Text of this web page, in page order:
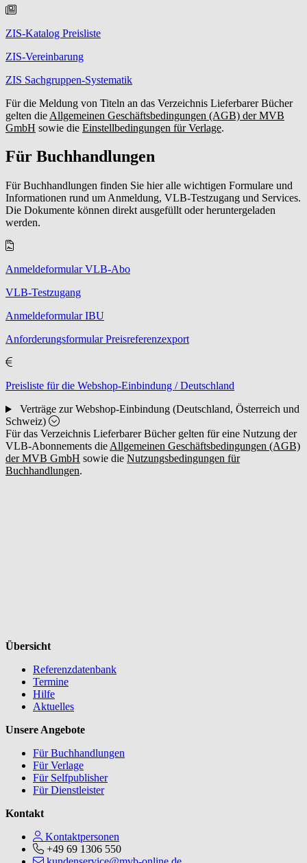
ZIS-Katalog Preisliste
ZIS-Vereinbarung
ZIS Sachgruppen-Systematik
Für die Meldung von Titeln an das Verzeichnis Lieferbarer Bücher
gelten die Allgemeinen Geschäftsbedingungen (AGB) der MVB
GmbH sowie die Einstellbedingungen für Verlage.
Für Buchhandlungen
Für Buchhandlungen finden Sie hier alle wichtigen Formulare und
Informationen rund um Anmeldung, VLB-Testzugang und Services.
Die Dokumente können direkt ausgefüllt oder heruntergeladen
werden.
Anmeldeformular VLB-Abo
VLB-Testzugang
Anmeldeformular IBU
Anforderungsformular Preisreferenzexport
Preisliste für die Webshop-Einbindung / Deutschland
Verträge zur Webshop-Einbindung (Deutschland, Österreich und
Schweiz)
Für das Verzeichnis Lieferbarer Bücher gelten für eine Nutzung der
VLB-Abonnements die Allgemeinen Geschäftsbedingungen (AGB)
der MVB GmbH sowie die Nutzungsbedingungen für
Buchhandlungen.
Übersicht
Referenzdatenbank
Termine
Hilfe
Aktuelles
Unsere Angebote
Für Buchhandlungen
Für Verlage
Für Selfpublisher
Für Dienstleister
Kontakt
Kontaktpersonen
+49 69 1306 550